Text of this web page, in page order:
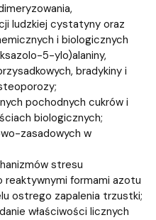
ludzkiej cystatyny oraz
i biologicznych
5-ylo)alaniny,
bradykiny i
pochodnych cukrów i
biologicznych;
zasadowych w
stresu
reaktywnymi formami azotu
ostrego zapalenia trzustki;
właściwości licznych